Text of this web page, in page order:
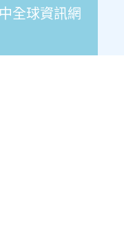
全球資訊網
告平衡表